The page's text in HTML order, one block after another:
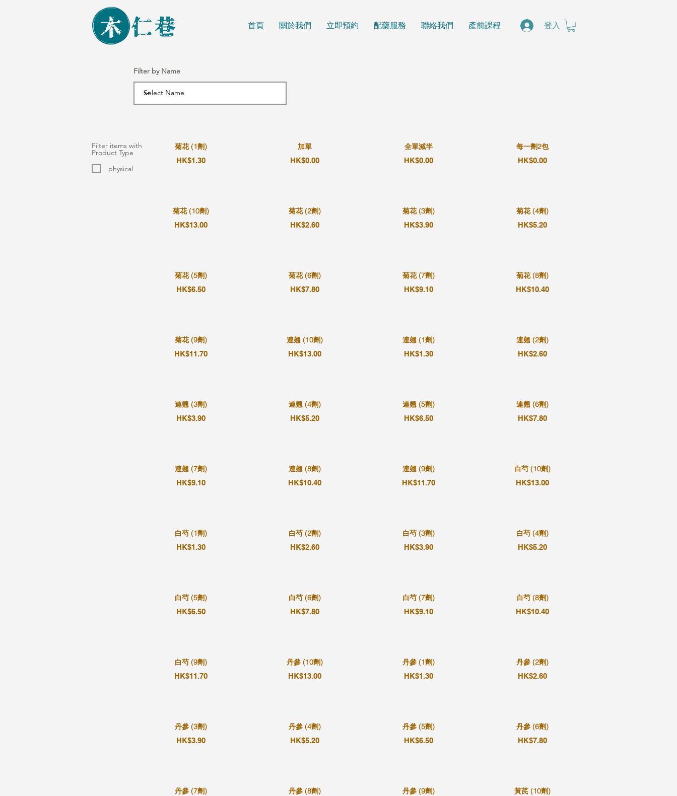
首頁 關於我們 立即預約 配藥服務 聯絡我們 產前課程 登入
Filter by Name
菊花 (1劑)
HK$1.30
菊花 (10劑)
HK$13.00
菊花 (5劑)
HK$6.50
菊花 (9劑)
HK$11.70
連翹 (3劑)
HK$3.90
連翹 (7劑)
HK$9.10
白芍 (1劑)
HK$1.30
白芍 (5劑)
HK$6.50
白芍 (9劑)
HK$11.70
丹參 (3劑)
HK$3.90
丹參 (7劑)
加單
HK$0.00
菊花 (2劑)
HK$2.60
菊花 (6劑)
HK$7.80
連翹 (10劑)
HK$13.00
連翹 (4劑)
HK$5.20
連翹 (8劑)
HK$10.40
白芍 (2劑)
HK$2.60
白芍 (6劑)
HK$7.80
丹參 (10劑)
HK$13.00
丹參 (4劑)
HK$5.20
丹參 (8劑)
全單減半
HK$0.00
菊花 (3劑)
HK$3.90
菊花 (7劑)
HK$9.10
連翹 (1劑)
HK$1.30
連翹 (5劑)
HK$6.50
連翹 (9劑)
HK$11.70
白芍 (3劑)
HK$3.90
白芍 (7劑)
HK$9.10
丹參 (1劑)
HK$1.30
丹參 (5劑)
HK$6.50
丹參 (9劑)
每一劑2包
HK$0.00
菊花 (4劑)
HK$5.20
菊花 (8劑)
HK$10.40
連翹 (2劑)
HK$2.60
連翹 (6劑)
HK$7.80
白芍 (10劑)
HK$13.00
白芍 (4劑)
HK$5.20
白芍 (8劑)
HK$10.40
丹參 (2劑)
HK$2.60
丹參 (6劑)
HK$7.80
黃芪 (10劑)
Filter items with
Product Type
physical